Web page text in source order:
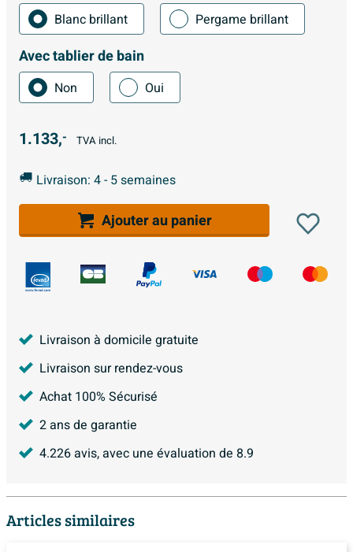
Blanc brillant Pergame brillant
Avec tablier de bain
Non Oui
1.133,- TVA incl.
Livraison: 4 - 5 semaines
Ajouter au panier
Livraison à domicile gratuite
Livraison sur rendez-vous
Achat 100% Sécurisé
2 ans de garantie
4.226avis, avec une évaluation de 8.9
Articles similaires